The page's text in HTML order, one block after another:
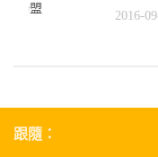
2016-
季聯盟
跟隨：